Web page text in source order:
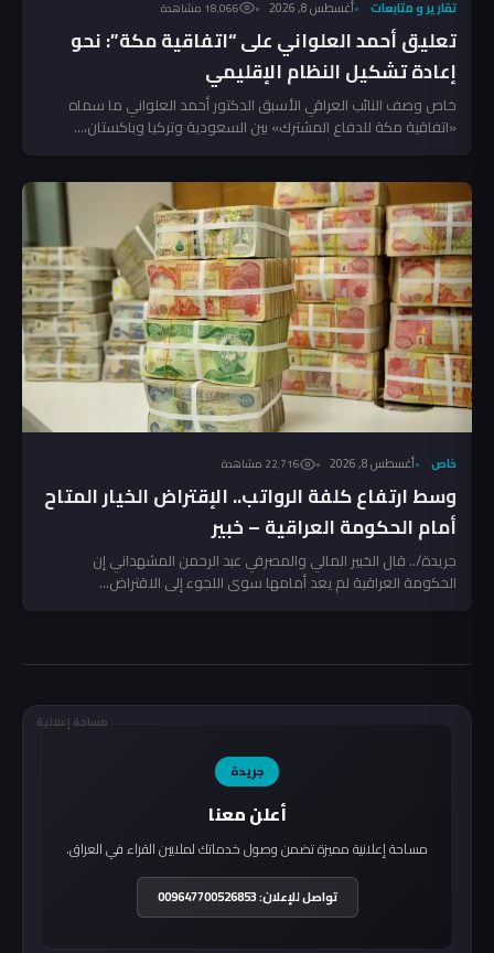
تقارير و متابعات أغسطس 8, 2026 18٬066 مشاهدة
تعليق أحمد العلواني على “اتفاقية مكة”: نحو
إعادة تشكيل النظام الإقليمي
خاص وصف النائب العراقي الأسبق الدكتور أحمد العلواني ما سماه
«اتفاقية مكة للدفاع المشترك» بين السعودية وتركيا وباكستان،...
خاص أغسطس 8, 2026 22٬716 مشاهدة
وسط ارتفاع كلفة الرواتب.. الإقتراض الخيار المتاح
أمام الحكومة العراقية – خبير
جريدة/.. قال الخبير المالي والمصرفي عبد الرحمن المشهداني إن
الحكومة العراقية لم يعد أمامها سوى اللجوء إلى الاقتراض...
مساحة إعلانية
جريدة
أعلن معنا
مساحة إعلانية مميزة تضمن وصول خدماتك لملايين القراء في العراق.
تواصل للإعلان: 009647700526853